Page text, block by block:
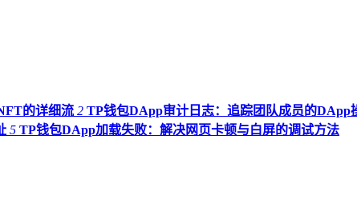
的详细流 2 TP钱包DApp审计日志：追踪团队成员的DApp
5 TP钱包DApp加载失败：解决网页卡顿与白屏的调试方法